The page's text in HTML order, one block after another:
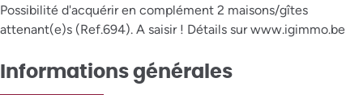
Possibilité d'acquérir en complément 2 maisons/gîtes
attenant(e)s (Ref.694). A saisir ! Détails sur www.igimmo.be
Informations générales